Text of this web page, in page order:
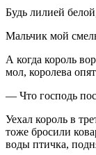
Будь лилией
Мальчик мой
А когда король
мол, королева
— Что господь
Уехал король в
тоже бросили
воды птичка,